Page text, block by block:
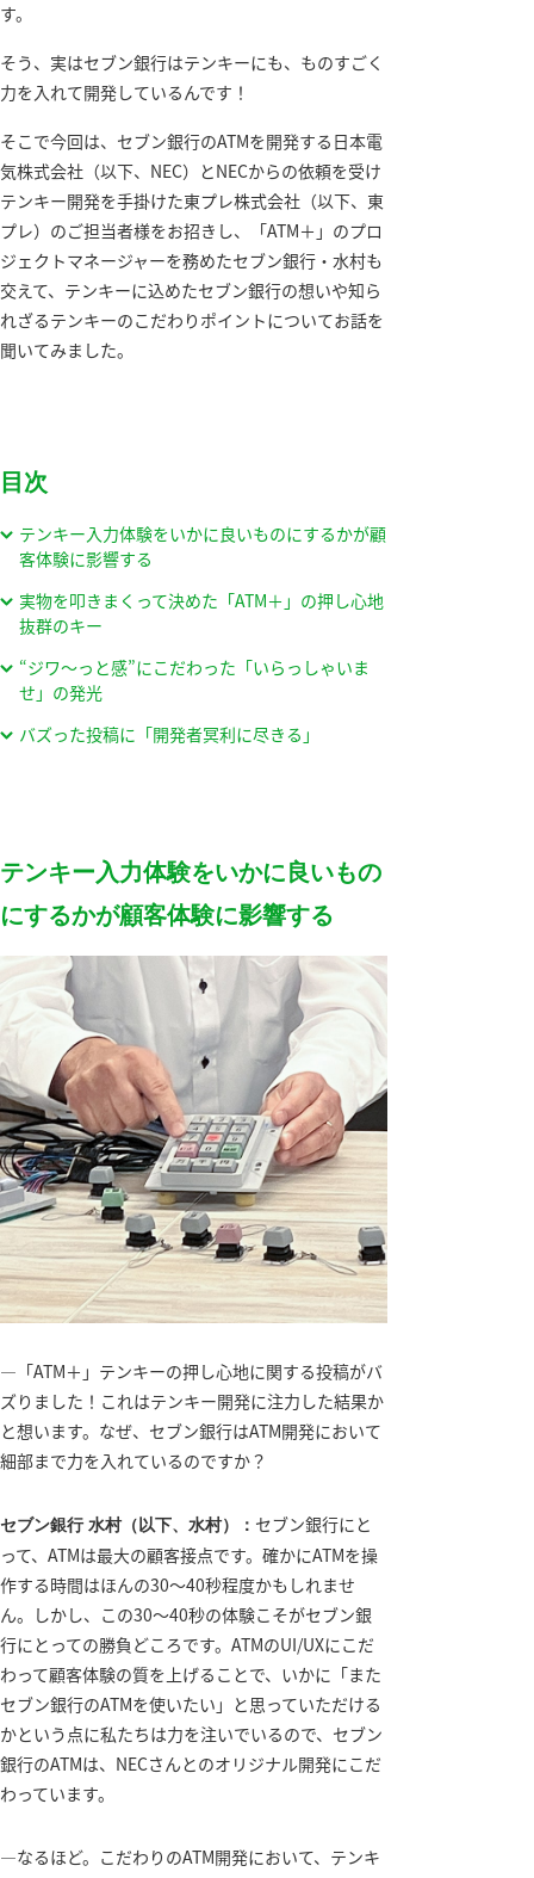
す。
そう、実はセブン銀行はテンキーにも、ものすごく
力を入れて開発しているんです！
そこで今回は、セブン銀行のATMを開発する日本電
気株式会社（以下、NEC）とNECからの依頼を受け
テンキー開発を手掛けた東プレ株式会社（以下、東
プレ）のご担当者様をお招きし、「ATM＋」のプロ
ジェクトマネージャーを務めたセブン銀行・水村も
交えて、テンキーに込めたセブン銀行の想いや知ら
れざるテンキーのこだわりポイントについてお話を
聞いてみました。
目次
テンキー入力体験をいかに良いものにするかが顧
客体験に影響する
実物を叩きまくって決めた「ATM＋」の押し心地
抜群のキー
“ジワ～っと感”にこだわった「いらっしゃいま
せ」の発光
バズった投稿に「開発者冥利に尽きる」
テンキー入力体験をいかに良いもの
にするかが顧客体験に影響する
―「ATM＋」テンキーの押し心地に関する投稿がバ
ズりました！これはテンキー開発に注力した結果か
と想います。なぜ、セブン銀行はATM開発において
細部まで力を入れているのですか？
セブン銀行 水村（以下、水村）： セブン銀行にと
って、ATMは最大の顧客接点です。確かにATMを操
作する時間はほんの30～40秒程度かもしれませ
ん。しかし、この30～40秒の体験こそがセブン銀
行にとっての勝負どころです。ATMのUI/UXにこだ
わって顧客体験の質を上げることで、いかに「また
セブン銀行のATMを使いたい」と思っていただける
かという点に私たちは力を注いでいるので、セブン
銀行のATMは、NECさんとのオリジナル開発にこだ
わっています。
―なるほど。こだわりのATM開発において、テンキ